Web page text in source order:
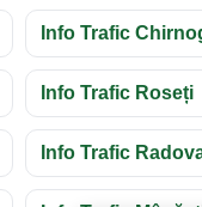
Info Trafic
Info Trafic Roseți
Info Trafic